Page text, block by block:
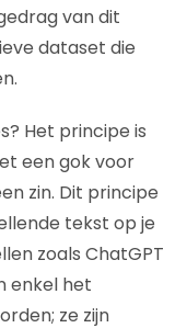
van dit
dataset die
Het principe is
een gok voor
zin. Dit principe
tekst op je
zoals ChatGPT
enkel het
ze zijn